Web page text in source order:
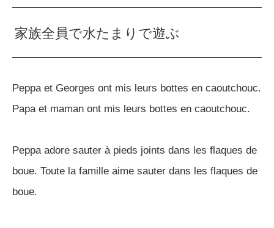
家族全員で水たまりで遊ぶ
Peppa et Georges ont mis leurs bottes en caoutchouc.
Papa et maman ont mis leurs bottes en caoutchouc.
Peppa adore sauter à pieds joints dans les flaques de
boue. Toute la famille aime sauter dans les flaques de
boue.